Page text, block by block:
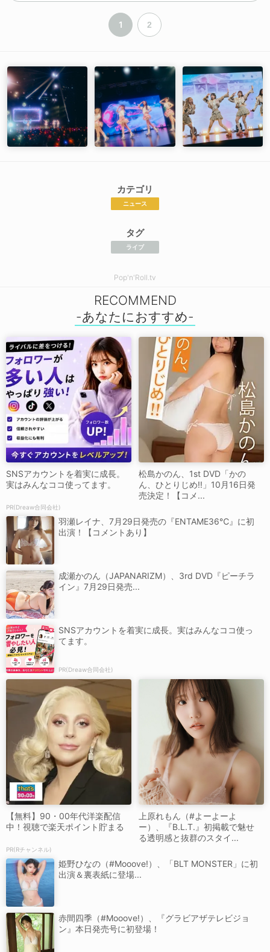
1 2
カテゴリ
ニュース
タグ
ライブ
Pop'n'Roll.tv
RECOMMEND
SNSアカウントを着実に成長。
実はみんなココ使ってます。
PR(Dreaw合同会社)
松島かのん、1st DVD「かの
ん、ひとりじめ!!」10月16日発
売決定！【コメ...
羽瀬レイナ、7月29日発売の『ENTAME36℃』に初
出演！【コメントあり】
成瀬かのん（JAPANARIZM）、3rd DVD『ピーチラ
イン』7月29日発売...
SNSアカウントを着実に成長。実はみんなココ使っ
てます。
PR(Dreaw合同会社)
【無料】90・00年代洋楽配信
中！視聴で楽天ポイント貯まる
PR(Rチャンネル)
上原れもん（#よーよーよ
ー）、『B.L.T.』初掲載で魅せ
る透明感と抜群のスタイ...
姫野ひなの（#Mooove!）、「BLT MONSTER」に初
出演＆裏表紙に登場...
赤間四季（#Mooove!）、『グラビアザテレビジョ
ン』本日発売号に初登場！